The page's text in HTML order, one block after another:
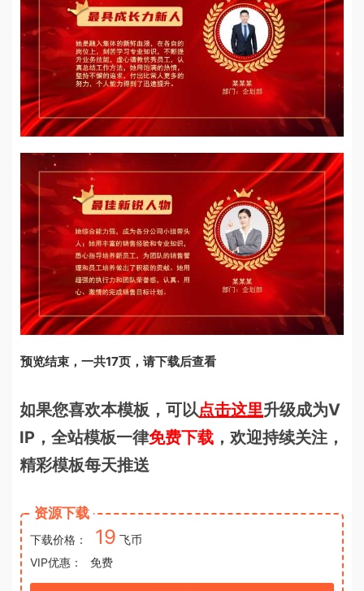
预览结束，一共17页，请下载后查看
如果您喜欢本模板，可以点击这里升级成为V
IP，全站模板一律免费下载 ，欢迎持续关注，
精彩模板每天推送
资源下载
下载价格： 19 飞币
VIP优惠：
免费